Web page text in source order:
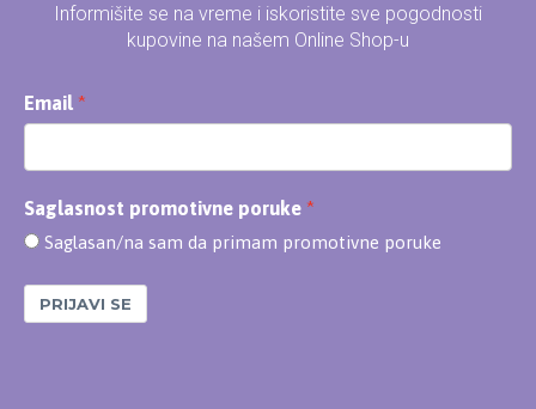
Informišite se na vreme i iskoristite sve pogodnosti
kupovine na našem Online Shop-u
Email
Saglasnost promotivne poruke
Saglasan/na sam da primam promotivne poruke
PRIJAVI SE